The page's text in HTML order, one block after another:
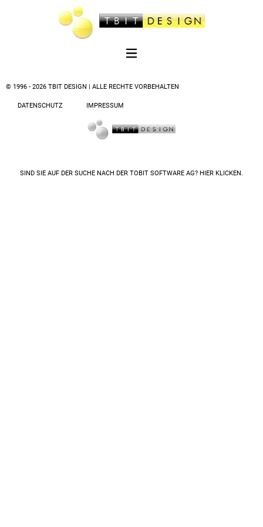
© 1996 - 2026 TBIT DESIGN | ALLE RECHTE VORBEHALTEN
DATENSCHUTZ IMPRESSUM
SIND SIE AUF DER SUCHE NACH DER TOBIT SOFTWARE AG? HIER KLICKEN.